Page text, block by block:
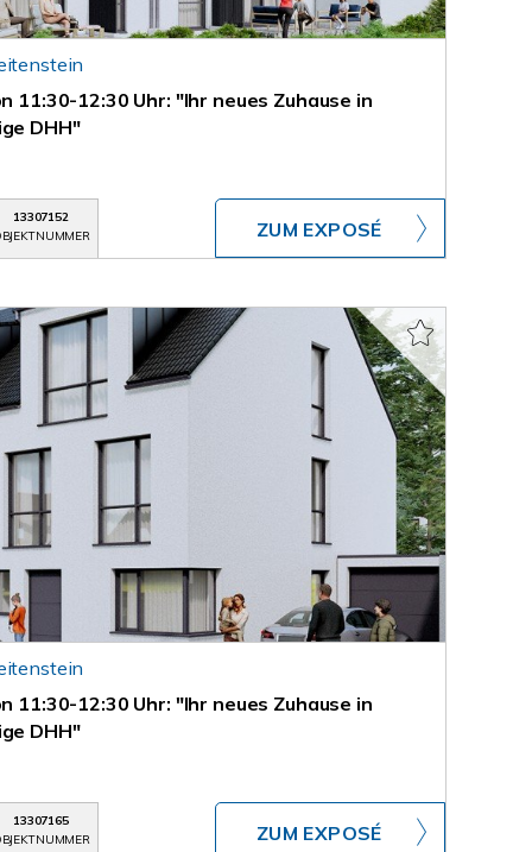
11:30-12:30 Uhr: "Ihr neues Zuhause in
DHH"
13307152
ZUM EXPOSÉ
11:30-12:30 Uhr: "Ihr neues Zuhause in
DHH"
13307165
ZUM EXPOSÉ